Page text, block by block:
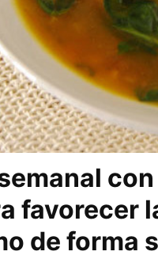
favorecer
de forma